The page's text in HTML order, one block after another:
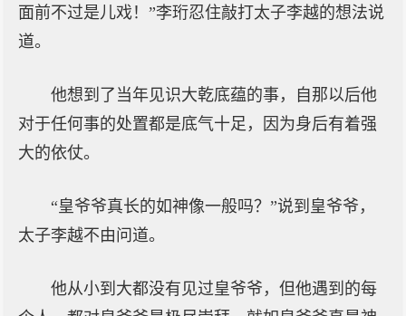
面前不过是儿戏！”李珩忍住敲打太子李越的想法说
道。
他想到了当年见识大乾底蕴的事，自那以后他
对于任何事的处置都是底气十足，因为身后有着强
大的依仗。
“皇爷爷真长的如神像一般吗？”说到皇爷爷，
太子李越不由问道。
他从小到大都没有见过皇爷爷，但他遇到的每